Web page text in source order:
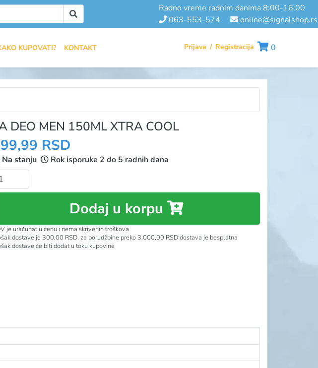
radno vreme radnim danima 8:00-16:00
063-553-574
online@signalshop.rs
KUPOVATI? KONTAKT Prijava / Registracija 0
DEO MEN 150ML XTRA COOL
RSD
Na stanju
Rok isporuke 2 do 5 radnih dana
Dodaj u korpu
je uračunat u cenu i nema skrivenih troškova
dostave je 300,00 RSD, za porudžbine preko 3.000,00 RSD dostava je besplatna
dostave će biti dodat u toku kupovine